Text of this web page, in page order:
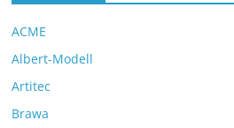
ACME
Albert-Modell
Artitec
Brawa